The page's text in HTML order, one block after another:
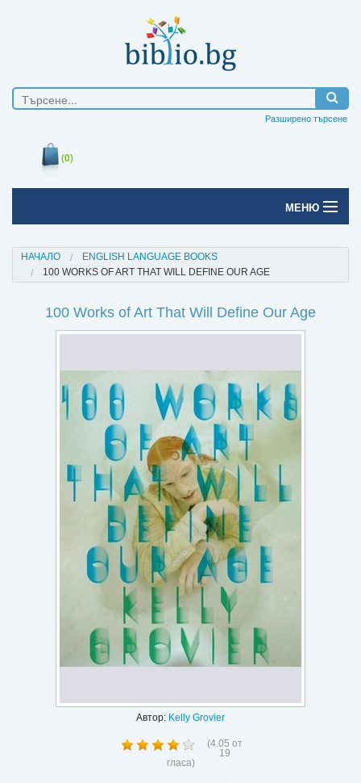
Разширено търсене
(0)
МЕНЮ
Печатни книги
Електронни книги
Подаръци
НАЧАЛО
ENGLISH LANGUAGE BOOKS
100 WORKS OF ART THAT WILL DEFINE OUR AGE
100 Works of Art That Will Define Our Age
Автор: Kelly Grovier
(4.05 от
19
гласа)